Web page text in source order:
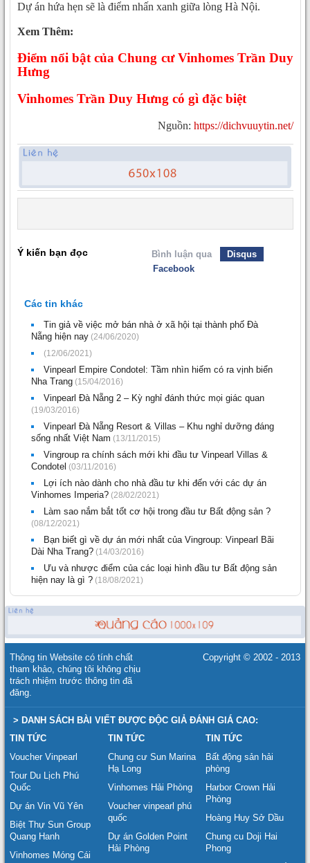
Dự án hứa hẹn sẽ là điểm nhấn xanh giữa lòng Hà Nội.
Xem Thêm:
Điểm nổi bật của Chung cư Vinhomes Trần Duy
Hưng
Vinhomes Trần Duy Hưng có gì đặc biệt
Nguồn: https://dichvuuytin.net/
Ý kiến bạn đọc Bình luận qua
Disqus
Facebook
Các tin khác
Tin giả về việc mở bán nhà ở xã hội tại thành phố Đà
Nẵng hiện nay (24/06/2020)
(12/06/2021)
Vinpearl Empire Condotel: Tầm nhìn hiếm có ra vịnh biển
Nha Trang (15/04/2016)
Vinpearl Đà Nẵng 2 – Kỳ nghỉ đánh thức mọi giác quan
(19/03/2016)
Vinpearl Đà Nẵng Resort & Villas – Khu nghỉ dưỡng đáng
sống nhất Việt Nam (13/11/2015)
Vingroup ra chính sách mới khi đầu tư Vinpearl Villas &
Condotel (03/11/2016)
Lợi ích nào dành cho nhà đầu tư khi đến với các dự án
Vinhomes Imperia? (28/02/2021)
Làm sao nắm bắt tốt cơ hội trong đầu tư Bất động sản ?
(08/12/2021)
Bạn biết gì về dự án mới nhất của Vingroup: Vinpearl Bãi
Dài Nha Trang? (14/03/2016)
Ưu và nhược điểm của các loại hình đầu tư Bất động sản
hiện nay là gì ? (18/08/2021)
Thông tin Website có tính chất
tham khảo, chúng tôi không chịu
trách nhiệm trước thông tin đã
đăng.
Copyright © 2002 - 2013
> DANH SÁCH BÀI VIẾT ĐƯỢC ĐỘC GIẢ ĐÁNH GIÁ CAO:
TIN TỨC
Voucher Vinpearl
Tour Du Lịch Phú
Quốc
Dự án Vin Vũ Yên
Biệt Thự Sun Group
Quang Hanh
Vinhomes Móng Cái
TIN TỨC
Chung cư Sun Marina
Hạ Long
Vinhomes Hải Phòng
Voucher vinpearl phú
quốc
Dự án Golden Point
Hải Phòng
TIN TỨC
Bất động sản hải
phòng
Harbor Crown Hải
Phòng
Hoàng Huy Sở Dầu
Chung cu Doji Hai
Phong